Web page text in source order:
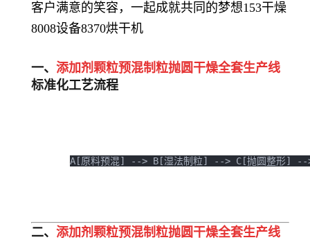
客户满意的笑容，一起成就共同的梦想153干燥
8008设备8370烘干机
一、 添加剂颗粒预混制粒抛圆干燥全套生产线
标准化工艺流程
A[原料预混] --> B[湿法制粒] --> C[抛圆整形] --
二、 添加剂颗粒预混制粒抛圆干燥全套生产线